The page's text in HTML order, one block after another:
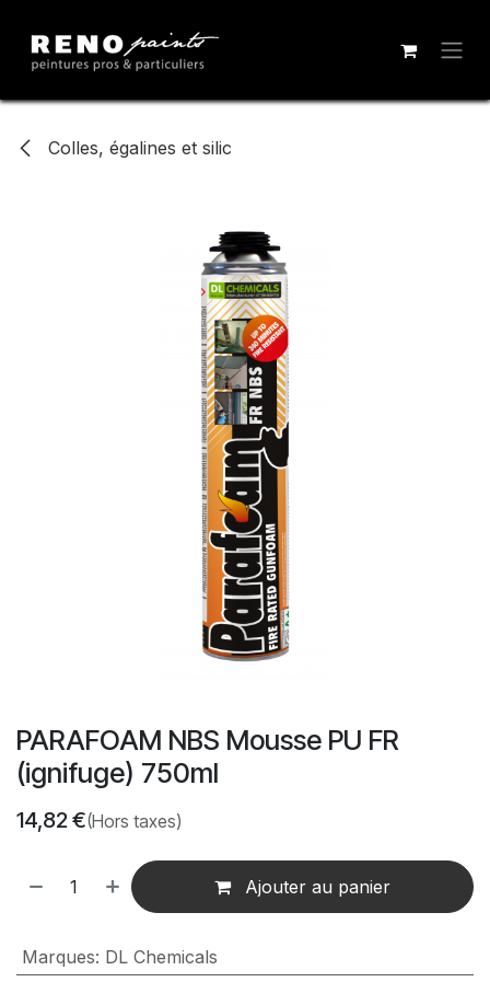
Colles, égalines et silic
PARAFOAM NBS Mousse PU FR
(ignifuge) 750ml
14,82€(Hors taxes)
Ajouter au panier
Marques: DL Chemicals